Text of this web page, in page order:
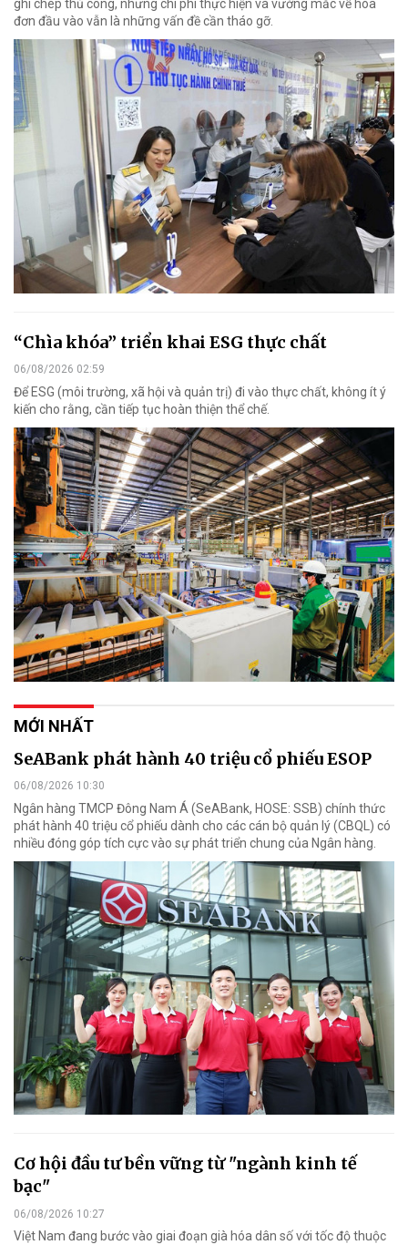
ghi chép thủ công, nhưng chi phí thực hiện và vướng mắc về hóa
đơn đầu vào vẫn là những vấn đề cần tháo gỡ.
“Chìa khóa” triển khai ESG thực chất
06/08/2026 02:59
Để ESG (môi trường, xã hội và quản trị) đi vào thực chất, không ít ý
kiến cho rằng, cần tiếp tục hoàn thiện thể chế.
MỚI NHẤT
SeABank phát hành 40 triệu cổ phiếu ESOP
06/08/2026 10:30
Ngân hàng TMCP Đông Nam Á (SeABank, HOSE: SSB) chính thức
phát hành 40 triệu cổ phiếu dành cho các cán bộ quản lý (CBQL) có
nhiều đóng góp tích cực vào sự phát triển chung của Ngân hàng.
Cơ hội đầu tư bền vững từ "ngành kinh tế
bạc"
06/08/2026 10:27
Việt Nam đang bước vào giai đoạn già hóa dân số với tốc độ thuộc